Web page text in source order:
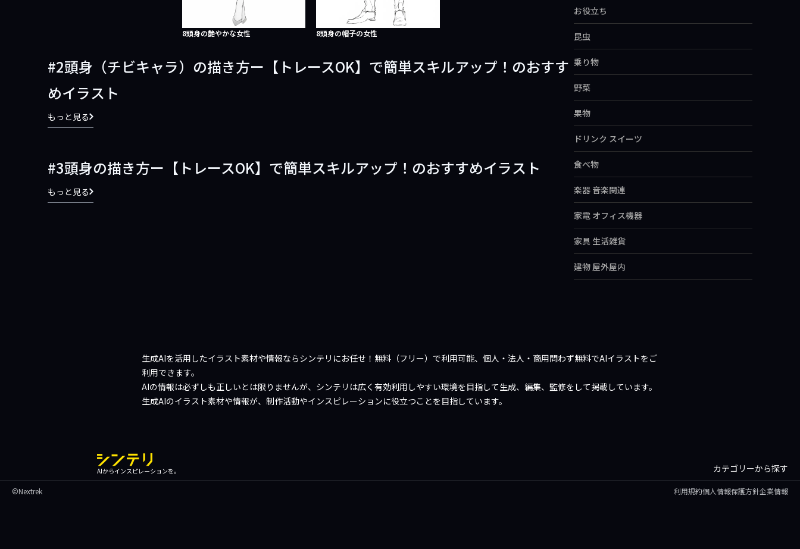
8頭身の艶やかな女性 8頭身の帽子の女性
2頭身（チビキャラ）の描き方ー【トレースOK】で簡単スキルアップ！のおすす
めイラスト
もっと見る
3頭身の描き方ー【トレースOK】で簡単スキルアップ！のおすすめイラスト
もっと見る
お役立ち
昆虫
乗り物
野菜
果物
ドリンク スイーツ
食べ物
楽器 音楽関連
家電 オフィス機器
家具 生活雑貨
建物 屋外屋内
生成AIを活用したイラスト素材や情報ならシンテリにお任せ！無料（フリー）で利用可能、個人・法人・商用問わず無料でAIイラストをご
利用できます。
AIの情報は必ずしも正しいとは限りませんが、シンテリは広く有効利用しやすい環境を目指して生成、編集、監修をして掲載しています。
生成AIのイラスト素材や情報が、制作活動やインスピレーションに役立つことを目指しています。
カテゴリーから探す
AIからインスピレーションを。
©Nextrek 利用規約個人情報保護方針企業情報